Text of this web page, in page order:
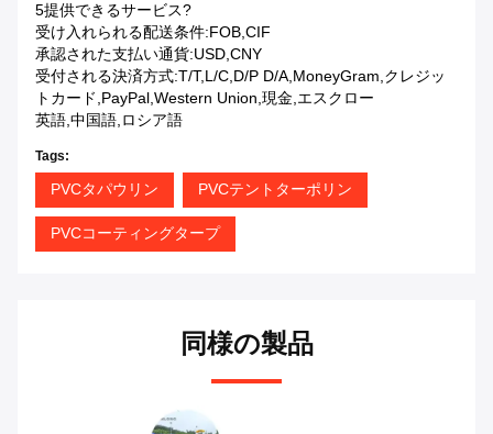
5提供できるサービス?
受け入れられる配送条件:FOB,CIF
承認された支払い通貨:USD,CNY
受付される決済方式:T/T,L/C,D/P D/A,MoneyGram,クレジッ
トカード,PayPal,Western Union,現金,エスクロー
英語,中国語,ロシア語
Tags:
PVCタパウリン PVCテントターポリン
PVCコーティングタープ
同様の製品